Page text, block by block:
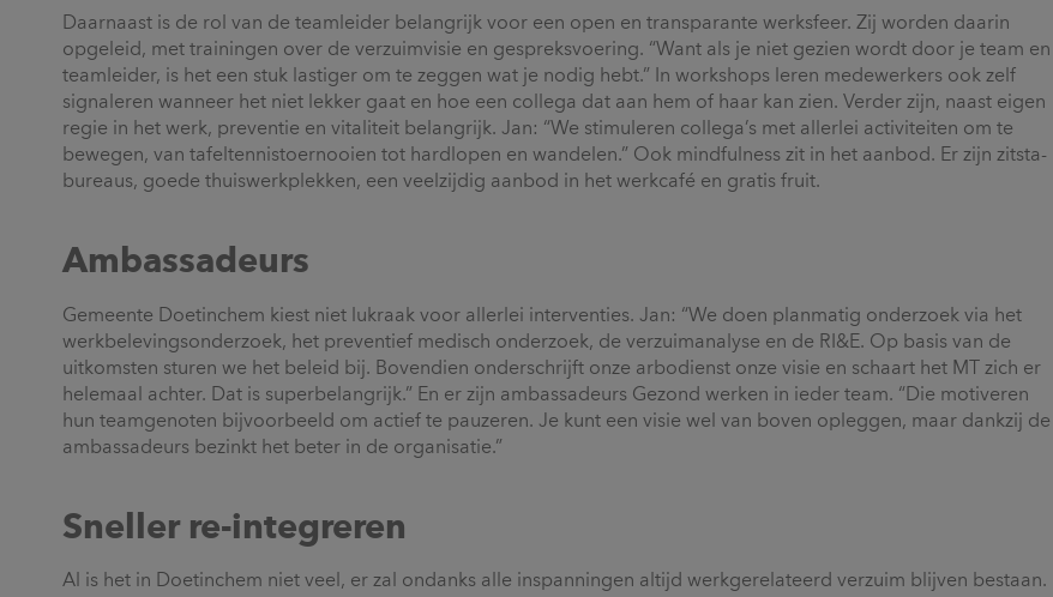
Daarnaast is de rol van de teamleider belangrijk voor een open en transparante werksfeer. Zij worden daarin
opgeleid, met trainingen over de verzuimvisie en gespreksvoering. “Want als je niet gezien wordt door je team en
teamleider, is het een stuk lastiger om te zeggen wat je nodig hebt.” In workshops leren medewerkers ook zelf
signaleren wanneer het niet lekker gaat en hoe een collega dat aan hem of haar kan zien. Verder zijn, naast eigen
regie in het werk, preventie en vitaliteit belangrijk. Jan: “We stimuleren collega’s met allerlei activiteiten om te
bewegen, van tafeltennistoernooien tot hardlopen en wandelen.” Ook mindfulness zit in het aanbod. Er zijn zitsta-
bureaus, goede thuiswerkplekken, een veelzijdig aanbod in het werkcafé en gratis fruit.
Ambassadeurs
Gemeente Doetinchem kiest niet lukraak voor allerlei interventies. Jan: “We doen planmatig onderzoek via het
werkbelevingsonderzoek, het preventief medisch onderzoek, de verzuimanalyse en de RI&E. Op basis van de
uitkomsten sturen we het beleid bij. Bovendien onderschrijft onze arbodienst onze visie en schaart het MT zich er
helemaal achter. Dat is superbelangrijk.” En er zijn ambassadeurs Gezond werken in ieder team. “Die motiveren
hun teamgenoten bijvoorbeeld om actief te pauzeren. Je kunt een visie wel van boven opleggen, maar dankzij de
ambassadeurs bezinkt het beter in de organisatie.”
Sneller re-integreren
Al is het in Doetinchem niet veel, er zal ondanks alle inspanningen altijd werkgerelateerd verzuim blijven bestaan.